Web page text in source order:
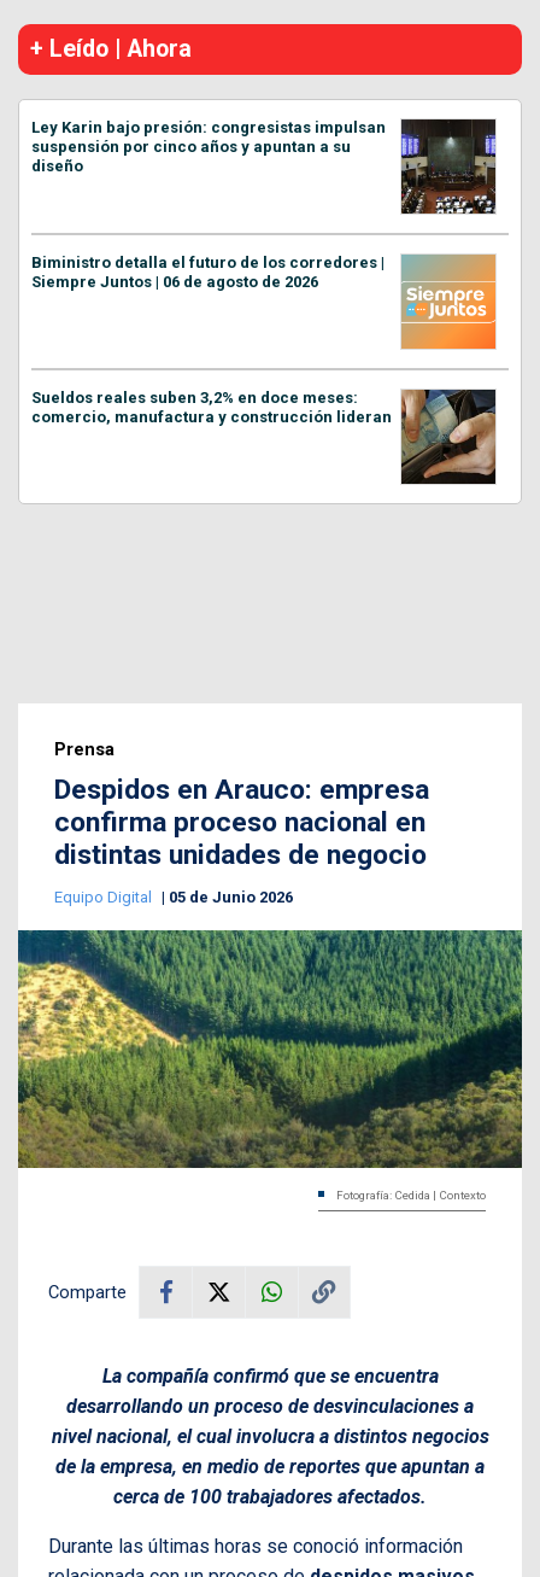
+ Leído | Ahora
Ley Karin bajo presión: congresistas impulsan
suspensión por cinco años y apuntan a su
diseño
Biministro detalla el futuro de los corredores |
Siempre Juntos | 06 de agosto de 2026
Sueldos reales suben 3,2% en doce meses:
comercio, manufactura y construcción lideran
Prensa
Despidos en Arauco: empresa
confirma proceso nacional en
distintas unidades de negocio
Equipo Digital 05 de Junio 2026
Fotografía: Cedida | Contexto
Comparte
La compañía confirmó que se encuentra
desarrollando un proceso de desvinculaciones a
nivel nacional, el cual involucra a distintos negocios
de la empresa, en medio de reportes que apuntan a
cerca de 100 trabajadores afectados.
Durante las últimas horas se conoció información